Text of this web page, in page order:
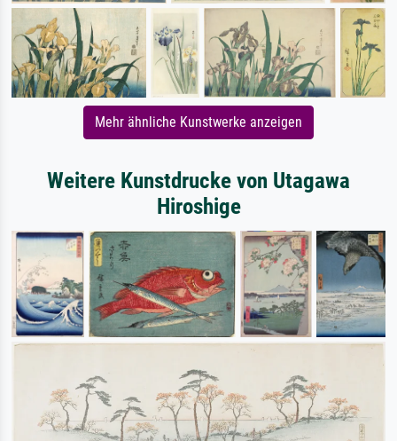
Mehr ähnliche Kunstwerke anzeigen
Weitere Kunstdrucke von Utagawa
Hiroshige